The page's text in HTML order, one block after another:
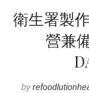
衛生署製
營兼
by